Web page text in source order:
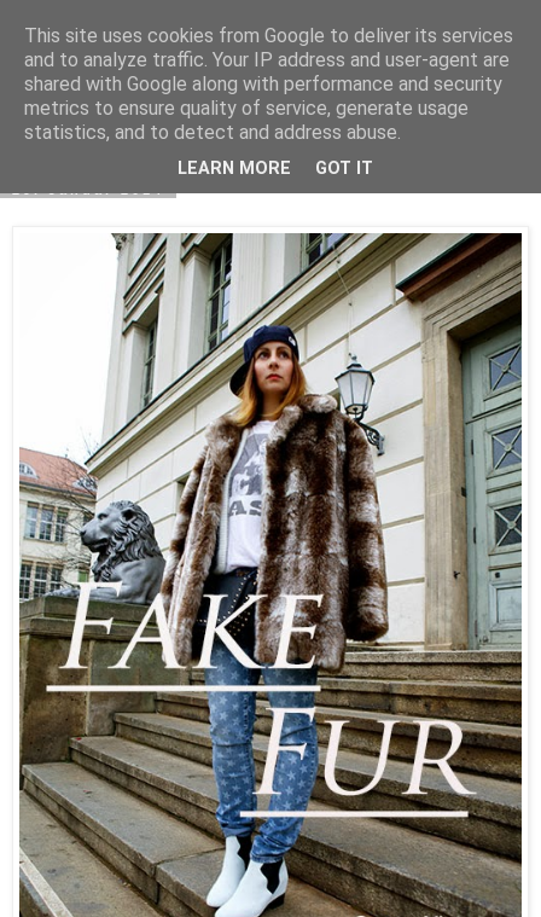
Novembermädchen
This site uses cookies from Google to deliver its services
and to analyze traffic. Your IP address and user-agent are
shared with Google along with performance and security
metrics to ensure quality of service, generate usage
statistics, and to detect and address abuse.
LEARN MORE GOT IT